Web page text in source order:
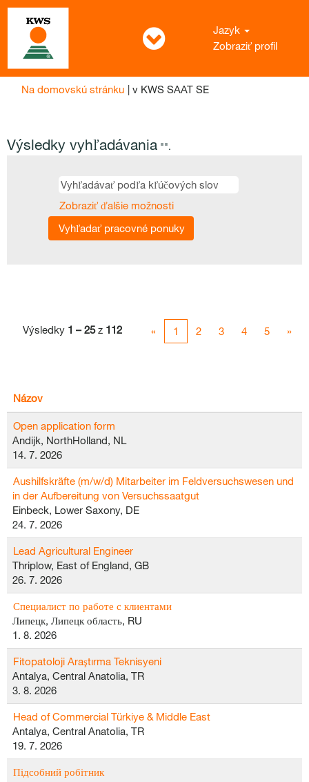
Jazyk
Zobraziť profil
Na domovskú stránku | v KWS SAAT SE(aktuálna
Výsledky vyhľadávania "".
Zobraziť ďalšie možnosti
Výsledky 1 – 25z 112 « 1 2 3 4 5 »
Názov
Open application form
Andijk, NorthHolland, NL
14. 7. 2026
Aushilfskräfte (m/w/d) Mitarbeiter im Feldversuchswesen und
in der Aufbereitung von Versuchssaatgut
Einbeck, Lower Saxony, DE
24. 7. 2026
Lead Agricultural Engineer
Thriplow, East of England, GB
26. 7. 2026
Специалист по работе с клиентами
Липецк, Липецк область, RU
1. 8. 2026
Fitopatoloji Araştırma Teknisyeni
Antalya, Central Anatolia, TR
3. 8. 2026
Head of Commercial Türkiye & Middle East
Antalya, Central Anatolia, TR
19. 7. 2026
Підсобний робітник